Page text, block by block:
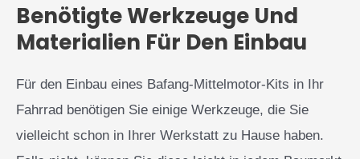
Benötigte Werkzeuge Und
Materialien Für Den Einbau
Für den Einbau eines Bafang-Mittelmotor-Kits in Ihr
Fahrrad benötigen Sie einige Werkzeuge, die Sie
vielleicht schon in Ihrer Werkstatt zu Hause haben.